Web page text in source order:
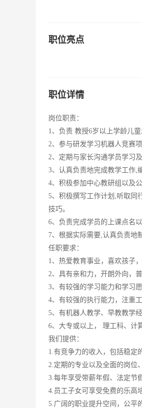
职位亮点
职位详情
岗位职责：
1、负责 教授6岁以上学龄儿
2、参与研发学习机器人竞赛
2、定期与家长沟通学员学习
3、认真负责地完成教学工作,
4、积极参加中心教研组以及
5、积极撰写工作计划,听取同
技巧。
6、负责完成学员的上课点名
7、根据实际需要,认真负责地
任职要求：
1、热爱教育事业，喜欢孩子
2、具有亲和力，开朗外向，普
3、有较强的学习能力和学习愿
4、有较强的执行能力，注重
5、有机器人教学、早教教学
6、大专或以上， 理工科、计
我们提供：
1.有竞争力的收入，包括稳定
2.定期的专业以及全面的岗位
3.每年享受带薪年假、法定节
4.员工子女可享受免费的乐高
5.广阔的职业提升空间，公平